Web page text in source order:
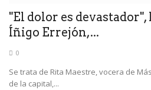
"El dolor es devastador",
Íñigo Errejón,...
0
Se trata de Rita Maestre, vocera de
de la capital,...